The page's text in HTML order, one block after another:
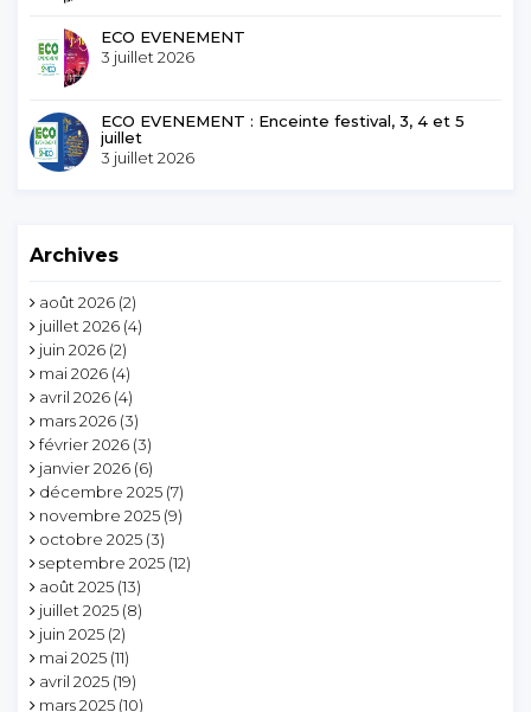
ECO EVENEMENT
3 juillet 2026
ECO EVENEMENT : Enceinte festival, 3, 4 et 5
juillet
3 juillet 2026
Archives
août 2026 (2)
juillet 2026 (4)
juin 2026 (2)
mai 2026 (4)
avril 2026 (4)
mars 2026 (3)
février 2026 (3)
janvier 2026 (6)
décembre 2025 (7)
novembre 2025 (9)
octobre 2025 (3)
septembre 2025 (12)
août 2025 (13)
juillet 2025 (8)
juin 2025 (2)
mai 2025 (11)
avril 2025 (19)
mars 2025 (10)